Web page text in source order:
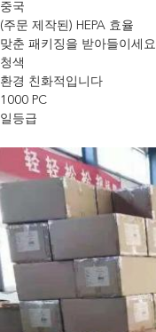
중국
(주문 제작된) HEPA 효율
맞춘 패키징을 받아들이세요
청색
환경 친화적입니다
1000 PC
일등급